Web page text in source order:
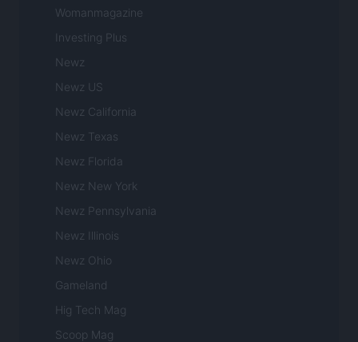
Womanmagazine
Investing Plus
Newz
Newz US
Newz California
Newz Texas
Newz Florida
Newz New York
Newz Pennsylvania
Newz Illinois
Newz Ohio
Gameland
Hig Tech Mag
Scoop Mag